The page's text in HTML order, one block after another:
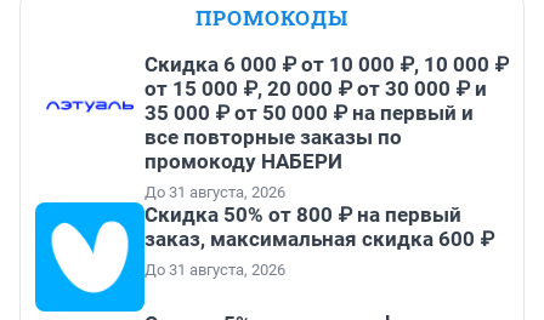
ПРОМОКОДЫ
Скидка 6 000 ₽ от 10 000 ₽, 10 000 ₽
от 15 000 ₽, 20 000 ₽ от 30 000 ₽ и
35 000 ₽ от 50 000 ₽ на первый и
все повторные заказы по
промокоду НАБЕРИ
До 31 августа, 2026
Скидка 50% от 800 ₽ на первый
заказ, максимальная скидка 600 ₽
До 31 августа, 2026